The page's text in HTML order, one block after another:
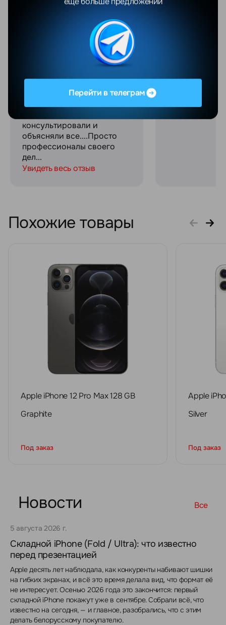
Добрый день!Покупали
телефон в магазине....все
было отлично....через
полгода поймал какую-то
ошибку.....Мы телефон
ребятам,которые там
работают !!!Они все время
были с нами на
консультировали и
объясняли все....Просто
профессионалы своего
дел...
Увидеть весь отзыв
Похожие товары
Apple iPhone 12 Pro Max 128 GB
Graphite
Под заказ
Apple
Silver
Под заказ
Новости Все
5 августа 2026 г.
Складной iPhone (Fold / Ultra): что известно
перед презентацией
Apple десять лет наблюдала, как конкуренты набивают шишки
на гибких экранах, и всё это время делала вид, что формат её
не интересует. Осенью 2026 года это закончится: первый
складной iPhone покажут уже в сентябре. Собрали всё, что
известно на сегодня, — и главное, разобрались, что с этим
делать белорусскому покупателю.
Перейти в телеграм